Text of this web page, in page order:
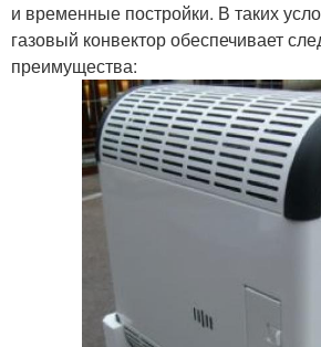
и временные постройки. В таких
газовый конвектор обеспечивает
преимущества: